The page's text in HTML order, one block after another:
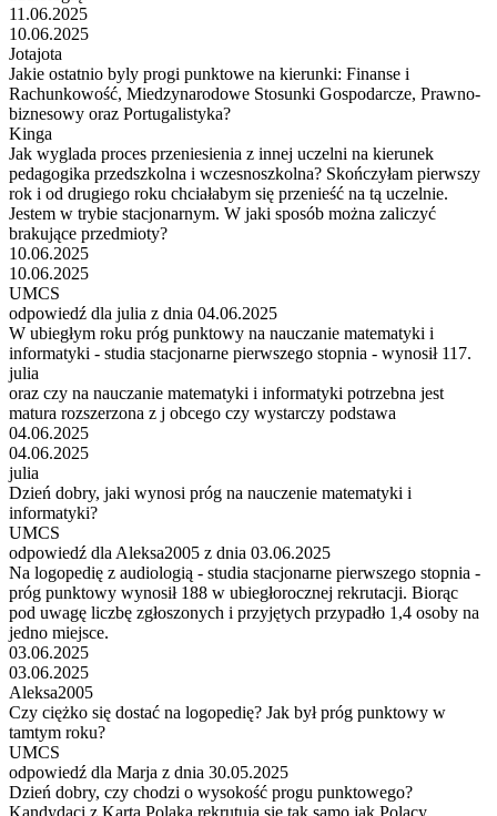
11.06.2025
10.06.2025
Jotajota
Jakie ostatnio byly progi punktowe na kierunki: Finanse i
Rachunkowość, Miedzynarodowe Stosunki Gospodarcze, Prawno-
biznesowy oraz Portugalistyka?
Kinga
Jak wyglada proces przeniesienia z innej uczelni na kierunek
pedagogika przedszkolna i wczesnoszkolna? Skończyłam pierwszy
rok i od drugiego roku chciałabym się przenieść na tą uczelnie.
Jestem w trybie stacjonarnym. W jaki sposób można zaliczyć
brakujące przedmioty?
10.06.2025
10.06.2025
UMCS
odpowiedź dla julia z dnia 04.06.2025
W ubiegłym roku próg punktowy na nauczanie matematyki i
informatyki - studia stacjonarne pierwszego stopnia - wynosił 117.
julia
oraz czy na nauczanie matematyki i informatyki potrzebna jest
matura rozszerzona z j obcego czy wystarczy podstawa
04.06.2025
04.06.2025
julia
Dzień dobry, jaki wynosi próg na nauczenie matematyki i
informatyki?
UMCS
odpowiedź dla Aleksa2005 z dnia 03.06.2025
Na logopedię z audiologią - studia stacjonarne pierwszego stopnia -
próg punktowy wynosił 188 w ubiegłorocznej rekrutacji. Biorąc
pod uwagę liczbę zgłoszonych i przyjętych przypadło 1,4 osoby na
jedno miejsce.
03.06.2025
03.06.2025
Aleksa2005
Czy ciężko się dostać na logopedię? Jak był próg punktowy w
tamtym roku?
UMCS
odpowiedź dla Marja z dnia 30.05.2025
Dzień dobry, czy chodzi o wysokość progu punktowego?
Kandydaci z Kartą Polaka rekrutują się tak samo jak Polacy.